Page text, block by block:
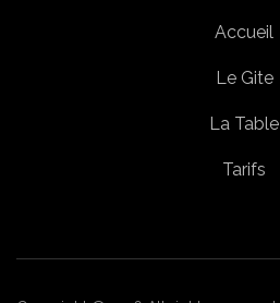
Accueil
Le Gite
La Table
Tarifs